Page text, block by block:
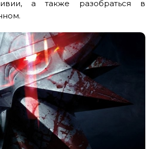
а также разобраться в